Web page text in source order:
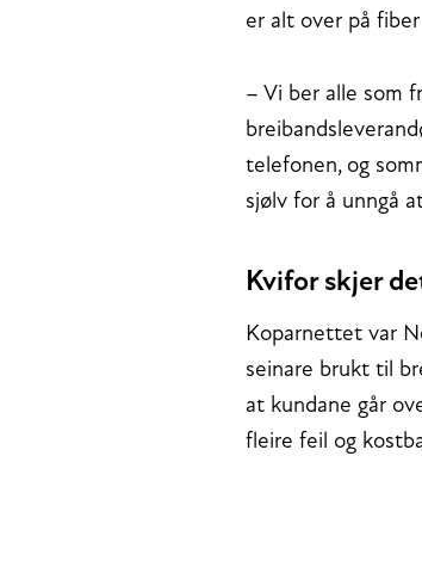
er alt over på
– Vi ber alle som
telefonen, og
sjølv for å unngå
Kvifor skjer
Koparnettet var
seinare brukt til
at kundane går
fleire feil og